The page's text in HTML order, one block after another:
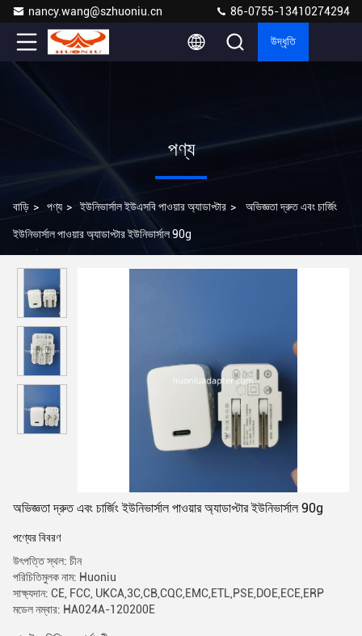
nancy.wang@szhuoniu.cn 86-0755-13410274294
উদ্ধৃতি
পণ্য
বাড়ি > পণ্য > ইউনিভার্সাল ইউএসবি পাওয়ার অ্যাডাপ্টার > অভিজ্ঞতা দ্রুত এবং চার্জিং
ইউনিভার্সাল পাওয়ার অ্যাডাপ্টার ইউনিভার্সাল 90g
অভিজ্ঞতা দ্রুত এবং চার্জিং ইউনিভার্সাল পাওয়ার অ্যাডাপ্টার ইউনিভার্সাল 90g
পণ্যের বিবরণ
উৎপত্তি স্থল: চীন
পরিচিতিমুলক নাম: Huoniu
সাক্ষ্যদান: CE, FCC, UKCA,3C,CB,CQC,EMC,ETL,PSE,DOE,ECE,ERP
মডেল নম্বার: HA024A-120200E